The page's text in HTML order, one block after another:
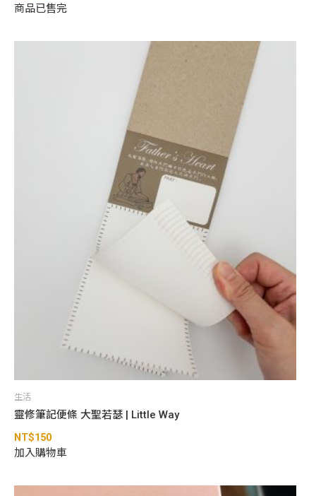
商品已售完
生活
靈修筆記便條 大聖若瑟 | Little Way
NT$150
加入購物車